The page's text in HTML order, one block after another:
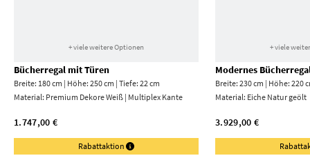
+ viele weitere Optionen
Bücherregal mit Türen
Breite: 180 cm | Höhe: 250 cm | Tiefe: 22 cm
Material: Premium Dekore Weiß | Multiplex Kante
1.747,00 €
Rabattaktion
+ viele
Modernes
Breite: 230 cm | Höhe: 220
Material: Eiche Natur geölt
3.929,00 €